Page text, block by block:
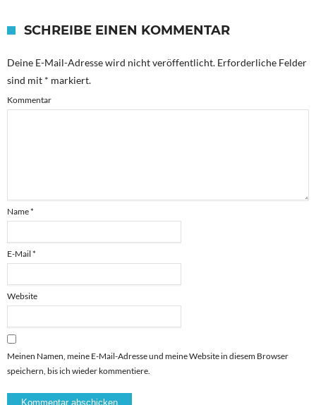
SCHREIBE EINEN KOMMENTAR
Deine E-Mail-Adresse wird nicht veröffentlicht. Erforderliche Felder
sind mit * markiert.
Kommentar
Name*
E-Mail *
Website
Meinen Namen, meine E-Mail-Adresse und meine Website in diesem Browser
speichern, bis ich wieder kommentiere.